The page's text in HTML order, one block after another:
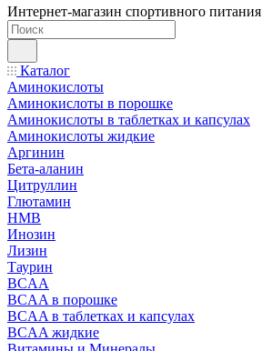
Интернет-магазин спортивного питания
Каталог
Аминокислоты
Аминокислоты в порошке
Аминокислоты в таблетках и капсулах
Аминокислоты жидкие
Аргинин
Бета-аланин
Цитруллин
Глютамин
HMB
Инозин
Лизин
Таурин
BCAA
BCAA в порошке
BCAA в таблетках и капсулах
BCAA жидкие